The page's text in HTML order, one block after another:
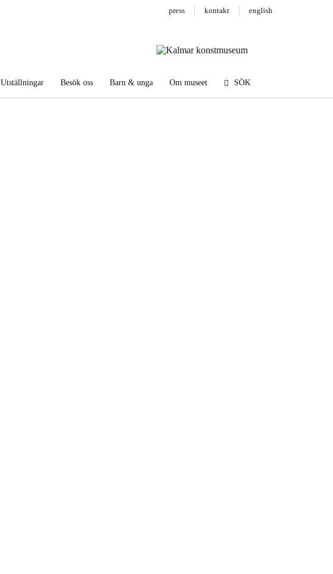
press kontakt english
Utställningar Besök oss Barn & unga Om museet SÖK